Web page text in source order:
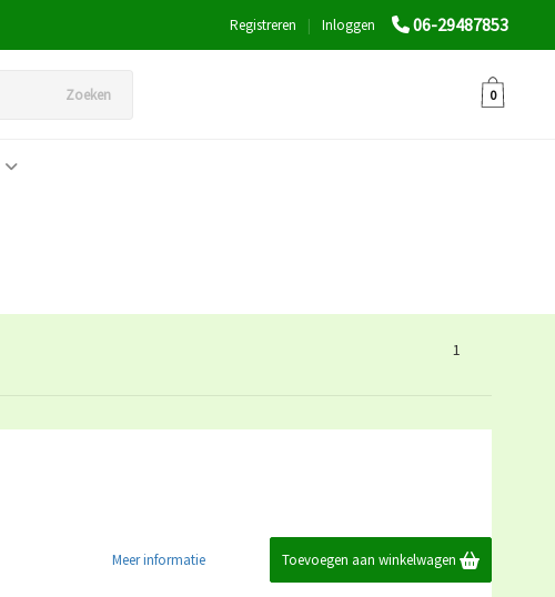
06-29487853
Inloggen
|
Registreren
Zoeken 0
1
Toevoegen aan winkelwagen
Meer informatie